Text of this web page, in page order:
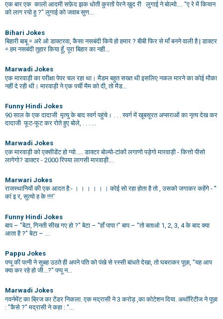
एक बार एक कालो आदमी सफ़ेद झक धोती कुरतों पेरने ख़ुद री लुगाई ने बोल्यो.... "ए रे में कियान
को लाग रयो हु ?" लुगाई को जवाब सुण...
Bihari Jokes
बिहारी बाबू = अरे ओ डाक्टरवा, कैसा नसबंदी किये हो हमार ? बीबी फिर से माँ बनने वाली है | डाक्टर
= हम नसबंदी तुहार किया हूँ, पूरा बिहार का नही...
Marwadi Jokes
एक मारवाड़ी का परीक्षा पेपर चल रहा था। मैडम बहुत सख्त थी इसलिए नकल मारने का कोई मौका
नहीं दे रही थी। मारवाड़ी ने एक पर्ची मैम को दी, तो मैड...
Funny Hindi Jokes
90 साल के एक दादाजी मृत्यु के बाद स्वर्ग पहुंचे। . . . स्वर्ग में खूबसूरत अप्सराओं का नृत्य देख कर
दादाजी फूट-फूट कर रोते हुए बोले, . . . ...
Marwadi Jokes
एक मारवाड़ी को एक्सीडेंट हो ग्यो..... डाक्टर बोल्यो-टांकों लगाणो पड़ेगो मारवाड़ी - कित्तो पीसो
लागेगो? डाक्टर - 2000 रिपया लागसी मारवाड़ी...
Marwari Jokes
राजस्थानियों की एक आदत है:- । । । । । । कोई सो रहा होता है तो , उसको जगाकर कहेंगे - ''
कां इ र, सुत्यो ह के !!!!'
Funny Hindi Jokes
बाप – "बेटा, गिनती सीख गए हो ?" बेटा – "हाँ पापा !" बाप – "तो बताओ 1, 2, 3, 4 के बाद क्या
आता है ?" बेटा – ...
Pappu Jokes
पप्पू की पत्नी ने सुबह उठते ही अपने पति को पंखे से रस्सी बांधते देखा, तो घबराकर पूछा, "यह आप
क्या कर रहे हो जी...?" पप्पू न...
Marwadi Jokes
गवर्नमेंट का ब्रिज का टेंडर निकला. एक मद्रासी ने 3 करोड़ ,का कोटेशन दिया. अथॉरिटीज ने पूछा
: "कैसे ?" मद्रासी ने कहा : "...